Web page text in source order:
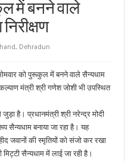
में बनने वाले
, Dehradun
को पुरूकुल में बनने वाले सैन्यधाम
मंत्री श्री गणेश जोशी भी उपस्थित
है। प्रधानमंत्री श्री नरेन्द्र मोदी
बनाया जा रहा है। यह
जवानों की स्मृतियों को संजो कर रखा
सैन्यधाम में लाई जा रही है।